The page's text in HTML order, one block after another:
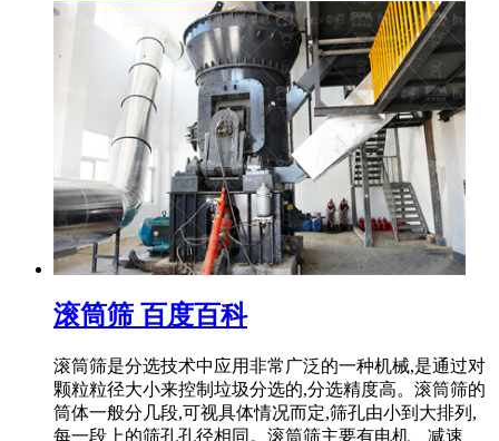
滚筒筛 百度百科
滚筒筛是分选技术中应用非常广泛的一种机械,是通过对
颗粒粒径大小来控制垃圾分选的,分选精度高。滚筒筛的
筒体一般分几段,可视具体情况而定,筛孔由小到大排列,
每一段上的筛孔孔径相同。滚筒筛主要有电机、减速